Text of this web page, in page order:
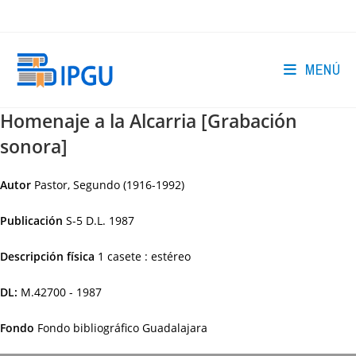
MENÚ
Homenaje a la Alcarria [Grabación
sonora]
Autor Pastor, Segundo (1916-1992)
Publicación S-5 D.L. 1987
Descripción física 1 casete : estéreo
DL: M.42700 - 1987
Fondo Fondo bibliográfico Guadalajara